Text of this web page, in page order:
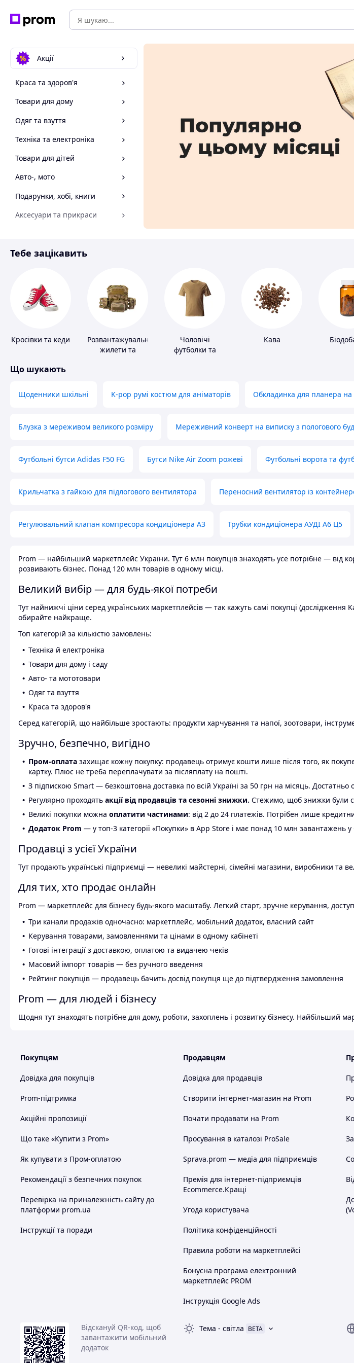
Акції
Краса та здоров'я
Товари для дому
Одяг та взуття
Техніка та електроніка
Товари для дітей
Авто-, мото
Подарунки, хобі, книги
Аксесуари та прикраси
Спорт і відпочинок
Тебе зацікавить
Кросівки та кеди
Розвантажувальні
жилети та
Чоловічі
футболки та
Кава
Що шукають
Щоденники шкільні K-pop румі костюм для аніматорів Обкладинка для планера на
Блузка з мереживом великого розміру Мереживний конверт на виписку з пологового
Футбольні бутси Adidas F50 FG Бутси Nike Air Zoom рожеві Футбольні ворота та
Крильчатка з гайкою для підлогового вентилятора Переносний вентилятор із
Регулювальний клапан компресора кондиціонера А3 Трубки кондиціонера АУДІ А6 Ц5
Prom — найбільший маркетплейс України. Тут 6 млн покупців знаходять усе потрібне — від
розвивають бізнес. Понад 120 млн товарів в одному місці.
Великий вибір — для будь-якої потреби
Тут найнижчі ціни серед українських маркетплейсів — так кажуть самі покупці (дослідження
обирайте найкраще.
Топ категорій за кількістю замовлень:
Техніка й електроніка
Товари для дому і саду
Авто- та мототовари
Одяг та взуття
Краса та здоров'я
Серед категорій, що найбільше зростають: продукти харчування та напої, зоотовари,
Зручно, безпечно, вигідно
Пром-оплата захищає кожну покупку: продавець отримує кошти лише після того, як
картку. Плюс не треба переплачувати за післяплату на пошті.
З підпискою Smart — безкоштовна доставка по всій Україні за 50 грн на місяць. Достатньо
Регулярно проходять акції від продавців та сезонні знижки. Стежимо, щоб знижки були
Великі покупки можна оплатити частинами: від 2 до 24 платежів. Потрібен лише
Додаток Prom — у топ-3 категорії «Покупки» в App Store і має понад 10 млн завантажень
Продавці з усієї України
Тут продають українські підприємці — невеликі майстерні, сімейні магазини, виробники та
Для тих, хто продає онлайн
Prom — маркетплейс для бізнесу будь-якого масштабу. Легкий старт, зручне керування,
Три канали продажів одночасно: маркетплейс, мобільний додаток, власний сайт
Керування товарами, замовленнями та цінами в одному кабінеті
Готові інтеграції з доставкою, оплатою та видачею чеків
Масовий імпорт товарів — без ручного введення
Рейтинг покупців — продавець бачить досвід покупця ще до підтвердження замовлення
Prom — для людей і бізнесу
Щодня тут знаходять потрібне для дому, роботи, захоплень і розвитку бізнесу. Найбільший
Покупцям
Довідка для покупців
Prom-підтримка
Акційні пропозиції
Що таке «Купити з Prom»
Як купувати з Пром-оплатою
Рекомендації з безпечних покупок
Перевірка на приналежність сайту до
платформи prom.ua
Інструкції та поради
Продавцям
Довідка для продавців
Створити інтернет-магазин на Prom
Почати продавати на Prom
Просування в каталозі ProSale
Sprava.prom — медіа для підприємців
Премія для інтернет-підприємців
Ecommerce.Кращі
Угода користувача
Політика конфіденційності
Правила роботи на маркетплейсі
Бонусна програма електронний
маркетплейс PROM
Інструкція Google Ads
Відскануй QR-код, щоб
завантажити мобільний
додаток
Тема - світла BETA